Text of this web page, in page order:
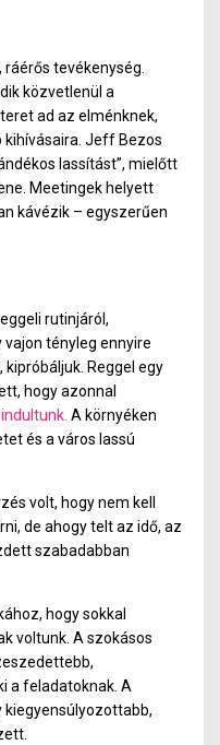
ráérős tevékenység.
közvetlenül a
ad az elménknek,
kihívásaira. Jeff Bezos
lassítást”, mielőtt
Meetingek helyett
kávézik – egyszerűen
rutinjáról,
vajon tényleg ennyire
Reggel egy
hogy azonnal
A környéken
és a város lassú
volt, hogy nem kell
de ahogy telt az idő, az
szabadabban
hogy sokkal
voltunk. A szokásos
a feladatoknak. A